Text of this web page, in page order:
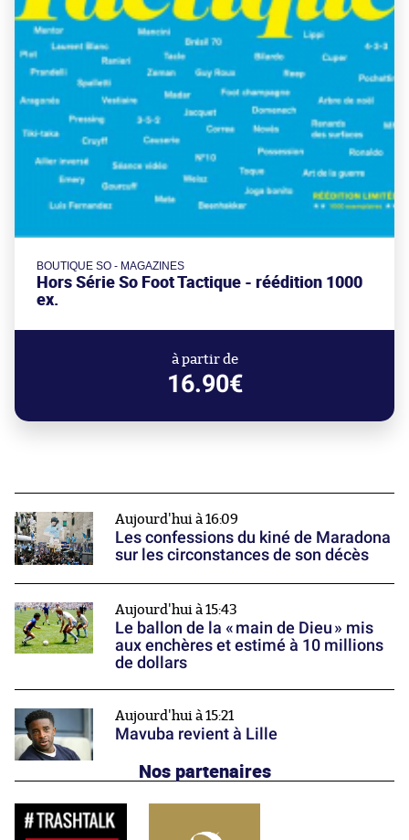
BOUTIQUE SO - MAGAZINES
Hors Série So Foot Tactique - réédition 1000
ex.
à partir de
16.90€
Aujourd'hui à 16:09
Les confessions du kiné de Maradona
sur les circonstances de son décès
Aujourd'hui à 15:43
Le ballon de la « main de Dieu » mis
aux enchères et estimé à 10 millions
de dollars
Aujourd'hui à 15:21
Mavuba revient à Lille
Nos partenaires